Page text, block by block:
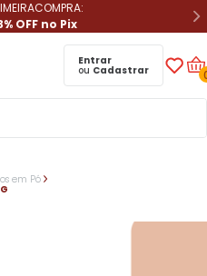
OFF no Pix
Entrar
ou Cadastrar
em Pó